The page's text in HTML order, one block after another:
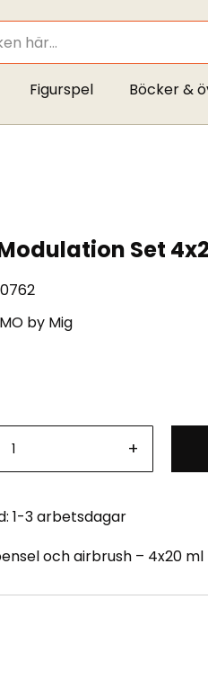
Figurspel Böcker &
Set
by Mig
+
1-3 arbetsdagar
och airbrush – 4x20 ml